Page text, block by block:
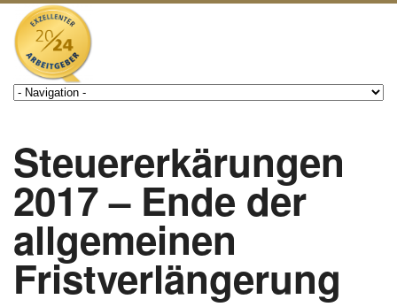
Steuererkärungen
2017 – Ende der
allgemeinen
Fristverlängerung